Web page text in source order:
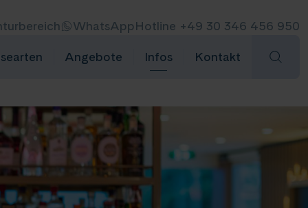
WhatsAppHotline +49 30 346 456 950
Angebote Infos Kontakt